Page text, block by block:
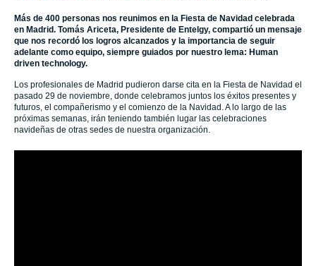
Más de 400 personas nos reunimos en la Fiesta de Navidad celebrada
en Madrid. Tomás Ariceta, Presidente de Entelgy, compartió un mensaje
que nos recordó los logros alcanzados y la importancia de seguir
adelante como equipo, siempre guiados por nuestro lema: Human
driven technology.
Los profesionales de Madrid pudieron darse cita en la Fiesta de Navidad el
pasado 29 de noviembre, donde celebramos juntos los éxitos presentes y
futuros, el compañerismo y el comienzo de la Navidad. A lo largo de las
próximas semanas, irán teniendo también lugar las celebraciones
navideñas de otras sedes de nuestra organización.